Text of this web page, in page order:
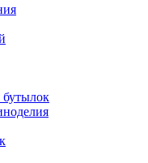
бутылок